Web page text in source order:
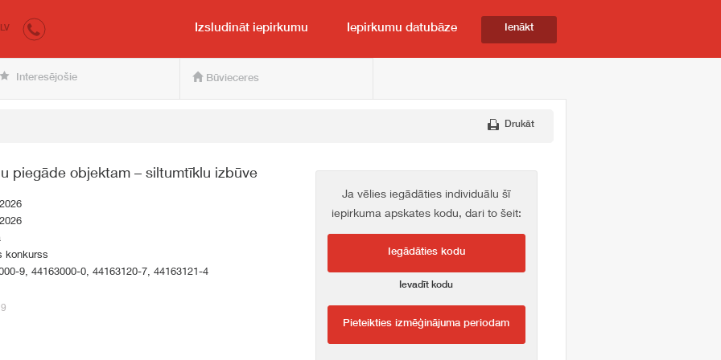
pircējam un pārdevējam
LV Izsludināt iepirkumu Iepirkumu datubāze Ienākt
Interesējošie Būvieceres
Drukāt
piegāde objektam – siltumtīklu izbūve
konkurss
9, 44163000-0, 44163120-7, 44163121-4
Ja vēlies iegādāties individuālu šī
iepirkuma apskates kodu, dari to šeit:
Iegādāties kodu
Ievadīt kodu
Pieteikties izmēģinājuma periodam